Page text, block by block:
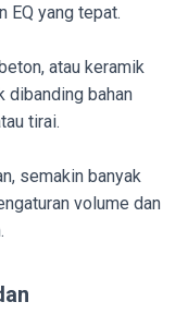
EQ yang tepat.
atau keramik
dibanding bahan
tirai.
semakin banyak
volume dan